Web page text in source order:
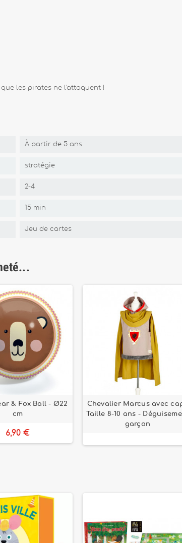
les pirates ne l'attaquent !
À partir de 5 ans
stratégie
2-4
15 min
Jeu de cartes
& Fox Ball - Ø22
cm
6,90 €
Chevalier Marcus avec
Taille 8-10 ans -
garçon